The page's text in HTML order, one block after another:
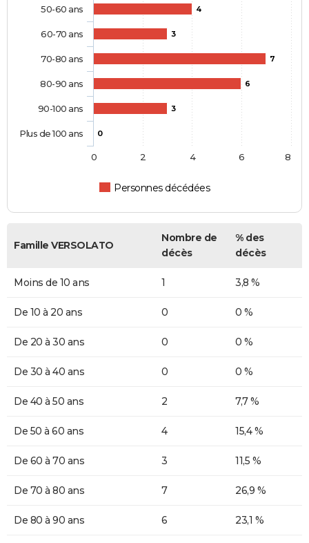
4
3
7
6
3
0
Personnes décédées
50-60 ans
60-70 ans
70-80 ans
80-90 ans
90-100 ans
Plus de 100 ans
0 2 4 6 8
Famille VERSOLATO
Nombre de
décès
% des
décès
Moins de 10 ans 1 3,8 %
De 10 à 20 ans 0 0 %
De 20 à 30 ans 0 0 %
De 30 à 40 ans 0 0 %
De 40 à 50 ans 2 7,7 %
De 50 à 60 ans 4 15,4 %
De 60 à 70 ans 3 11,5 %
De 70 à 80 ans 7 26,9 %
De 80 à 90 ans 6 23,1 %